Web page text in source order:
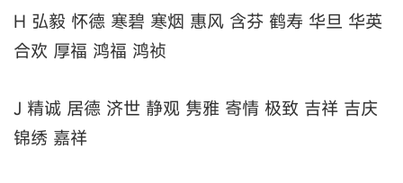
H 弘毅 怀德 寒碧 寒烟 惠风 含芬 鹤寿 华旦 华英
合欢 厚福 鸿福 鸿祯
J 精诚 居德 济世 静观 隽雅 寄情 极致 吉祥 吉庆
锦绣 嘉祥